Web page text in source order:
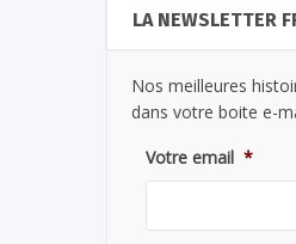
LA NEWSLETTER
Nos meilleures
dans votre boite e-
Votre email *